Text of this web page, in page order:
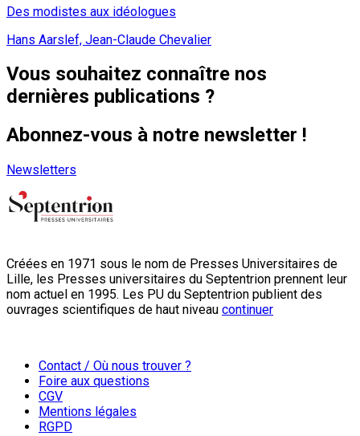
Des modistes aux idéologues
Hans Aarslef, Jean-Claude Chevalier
Vous souhaitez connaître nos
dernières publications ?
Abonnez-vous à notre newsletter !
Newsletters
Créées en 1971 sous le nom de Presses Universitaires de
Lille, les Presses universitaires du Septentrion prennent leur
nom actuel en 1995. Les PU du Septentrion publient des
ouvrages scientifiques de haut niveau continuer
Contact / Où nous trouver ?
Foire aux questions
CGV
Mentions légales
RGPD